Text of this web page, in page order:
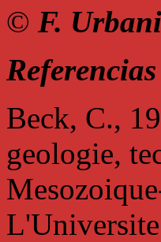
© F.
Referencias
Beck, C.,
geologie,